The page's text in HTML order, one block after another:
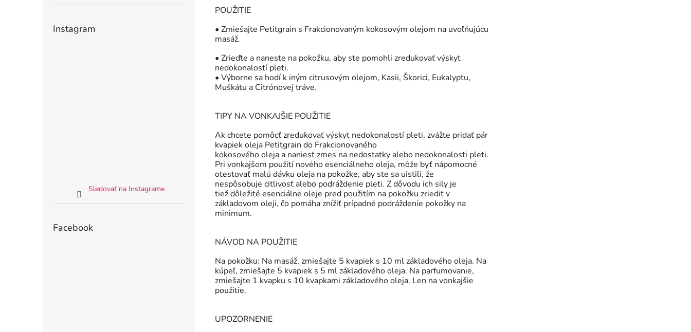
Instagram
Sledovať na Instagrame
Facebook
POUŽITIE
• Zmiešajte Petitgrain s Frakcionovaným kokosovým olejom na uvoľňujúcu
masáž.
• Zrieďte a naneste na pokožku, aby ste pomohli zredukovať výskyt
nedokonalostí pleti.
• Výborne sa hodí k iným citrusovým olejom, Kasii, Škorici, Eukalyptu,
Muškátu a Citrónovej tráve.
TIPY NA VONKAJŠIE POUŽITIE
Ak chcete pomôcť zredukovať výskyt nedokonalostí pleti, zvážte pridať pár
kvapiek oleja Petitgrain do Frakcionovaného
kokosového oleja a naniesť zmes na nedostatky alebo nedokonalosti pleti.
Pri vonkajšom použití novéhoesenciálneho oleja, môže byť nápomocné
otestovať malú dávku oleja na pokožke, aby ste sa uistili, že
nespôsobuje citlivosť alebo podráždenie pleti. Z dôvodu ich sily je
tieždôležité esenciálne oleje pred použitím na pokožku zriediťv
základovom oleji, čo pomáha znížiť prípadné podráždenie pokožky na
minimum.
NÁVOD NA POUŽITIE
Na pokožku: Na masáž, zmiešajte 5 kvapiek s 10 mlzákladového oleja. Na
kúpeľ, zmiešajte 5 kvapiek s 5 mlzákladového oleja. Na parfumovanie,
zmiešajte 1 kvapku s 10 kvapkami základového oleja. Len na vonkajšie
použitie.
UPOZORNENIE